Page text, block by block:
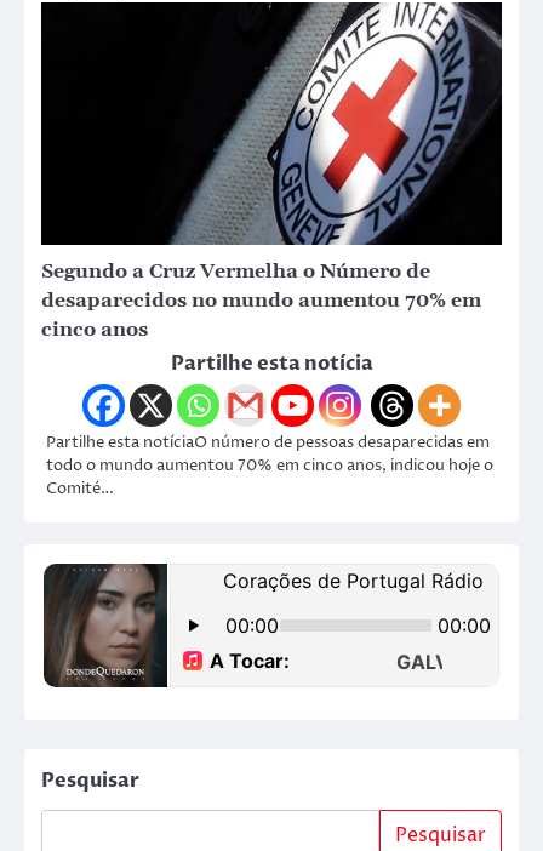
Segundo a Cruz Vermelha o Número de
desaparecidos no mundo aumentou 70% em
cinco anos
Partilhe esta notícia
Partilhe esta notíciaO número de pessoas desaparecidas em
todo o mundo aumentou 70% em cinco anos, indicou hoje o
Comité…
Pesquisar
Pesquisar